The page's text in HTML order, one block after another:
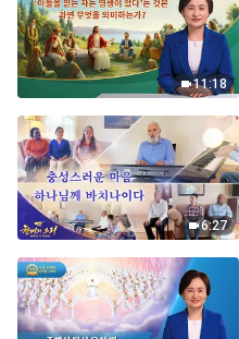
11:18
6:27